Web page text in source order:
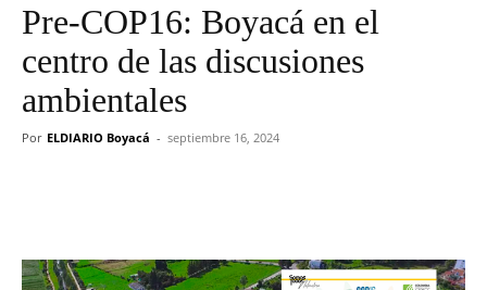
Pre-COP16: Boyacá en el
centro de las discusiones
ambientales
Por ELDIARIO Boyacá - septiembre 16, 2024